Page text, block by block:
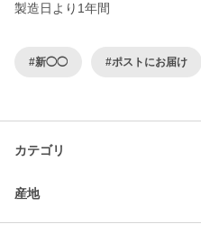
製造日より1年間
#新◯◯ #ポストにお届け
カテゴリ
産地